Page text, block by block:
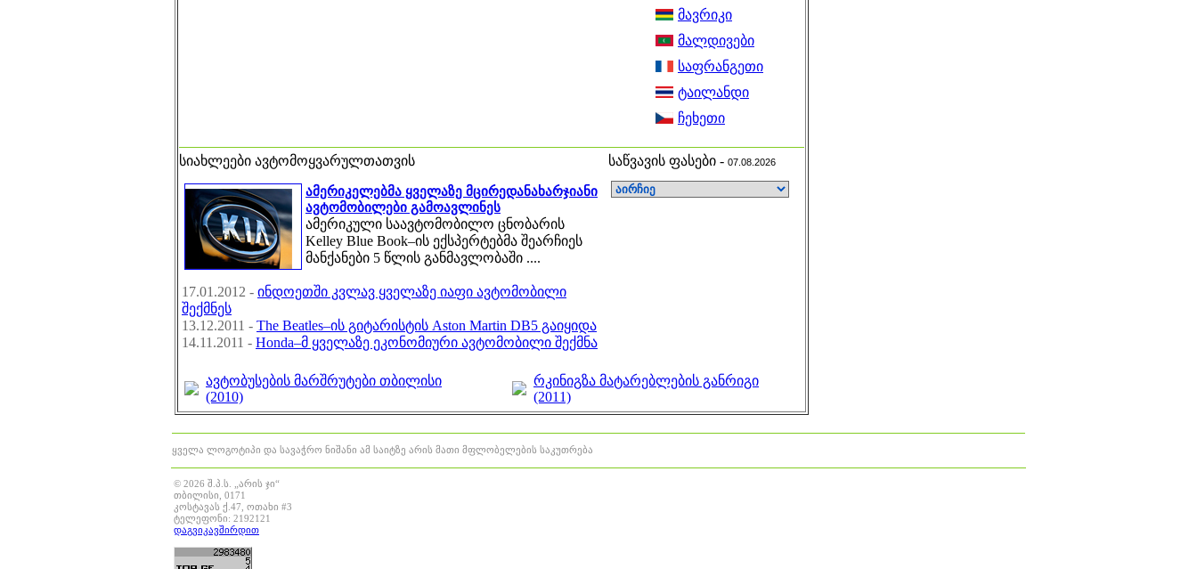
მავრიკი
მალდივები
საფრანგეთი
ტაილანდი
ჩეხეთი
სიახლეები ავტომოყვარულთათვის
ამერიკელებმა ყველაზე მცირედანახარჯიანი
ავტომობილები გამოავლინეს
ამერიკული საავტომობილო ცნობარის
Kelley Blue Book–ის ექსპერტებმა შეარჩიეს
მანქანები 5 წლის განმავლობაში ....
17.01.2012 - ინდოეთში კვლავ ყველაზე იაფი ავტომობილი
შექმნეს
13.12.2011 - The Beatles–ის გიტარისტის Aston Martin DB5 გაიყიდა
14.11.2011 - Honda–მ ყველაზე ეკონომიური ავტომობილი შექმნა
საწვავის ფასები - 07.08.2026
ავტობუსების მარშრუტები თბილისი
(2010)
რკინიგზა მატარებლების განრიგი
(2011)
ყველა ლოგოტიპი და სავაჭრო ნიშანი ამ საიტზე არის მათი მფლობელების საკუთრება
© 2026 შ.პ.ს. „არის ჯი“
თბილისი, 0171
კოსტავას ქ.47, ოთახი #3
ტელეფონი: 2192121
დაგვიკავშირდით